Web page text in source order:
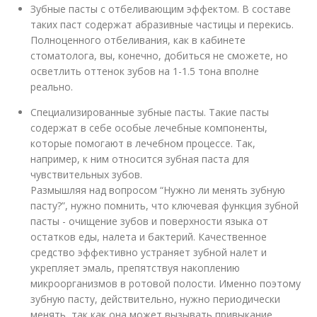
Зубные пасты с отбеливающим эффектом. В составе
таких паст содержат абразивные частицы и перекись.
Полноценного отбеливания, как в кабинете
стоматолога, вы, конечно, добиться не сможете, но
осветлить оттенок зубов на 1-1.5 тона вполне
реально.
Специализированные зубные пасты. Такие пасты
содержат в себе особые лечебные компоненты,
которые помогают в лечебном процессе. Так,
например, к ним относится зубная паста для
чувствительных зубов.
Размышляя над вопросом “Нужно ли менять зубную
пасту?”, нужно помнить, что ключевая функция зубной
пасты - очищение зубов и поверхности языка от
остатков еды, налета и бактерий. Качественное
средство эффективно устраняет зубной налет и
укрепляет эмаль, препятствуя накоплению
микроорганизмов в ротовой полости. Именно поэтому
зубную пасту, действительно, нужно периодически